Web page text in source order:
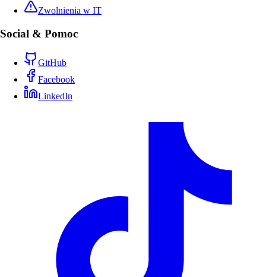
Zwolnienia w IT
Social & Pomoc
GitHub
Facebook
LinkedIn